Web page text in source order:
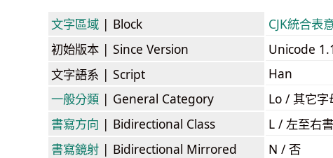
文字區域 | Block CJK統合表
初始版本 | Since Version
Unicode
文字語系 | Script
Han
一般分類 | General Category
Lo / 其它
書寫方向 | Bidirectional Class
L / 左至右
書寫鏡射 | Bidirectional Mirrored
N / 否